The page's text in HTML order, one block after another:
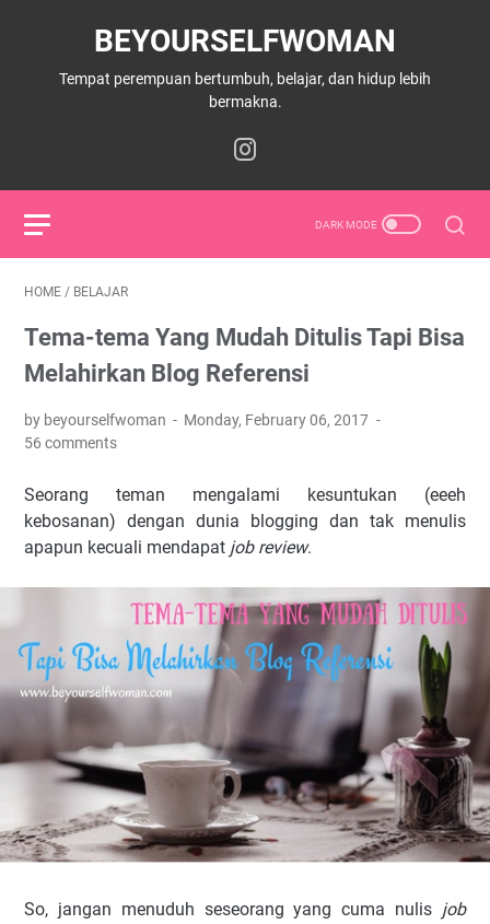
BEYOURSELFWOMAN
Tempat perempuan bertumbuh, belajar, dan hidup lebih
bermakna.
HOME / BELAJAR
Tema-tema Yang Mudah Ditulis Tapi Bisa
Melahirkan Blog Referensi
by beyourselfwoman
Monday, February 06, 2017
56 comments
Seorang teman mengalami kesuntukan (eeeh
kebosanan) dengan dunia blogging dan tak menulis
apapun kecuali mendapat job review.
So, jangan menuduh seseorang yang cuma nulis job